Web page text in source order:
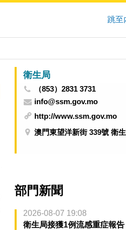
跳至
衛生局
（853）2831 3731
info@ssm.gov.mo
http://www.ssm.gov.mo
澳門東望洋新街 339號 衛
部門新聞
2026-08-07 19:08
衛生局接獲1例流感重症報告